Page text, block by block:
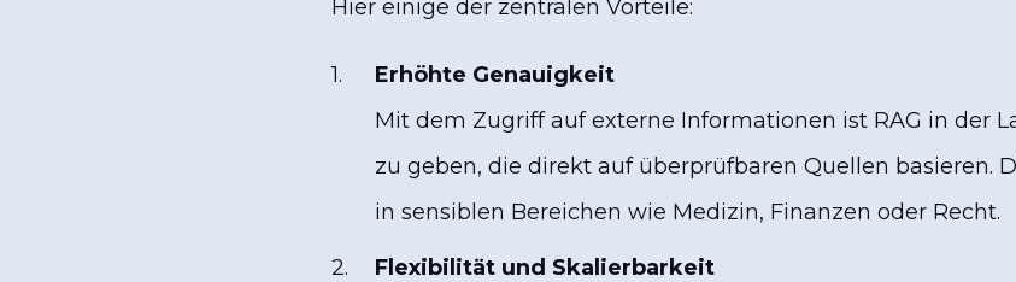
Hier einige der zentralen Vorteile:
Erhöhte Genauigkeit
Mit dem Zugriff auf externe Informationen ist RAG in der
zu geben, die direkt auf überprüfbaren Quellen basieren.
in sensiblen Bereichen wie Medizin, Finanzen oder Recht.
Flexibilität und Skalierbarkeit